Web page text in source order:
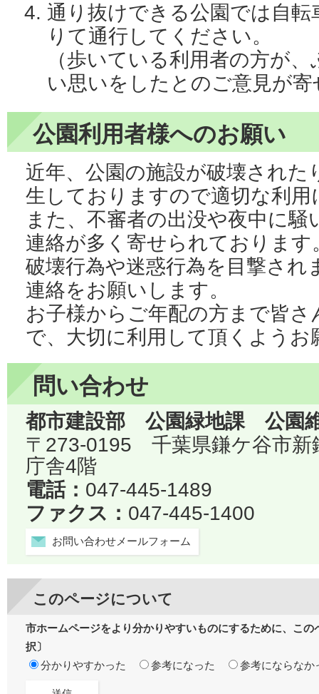
通り抜けできる公園では自
りて通行してください。
（歩いている利用者の方が
い思いをしたとのご意見が
公園利用者様へのお願い
近年、公園の施設が破壊された
生しておりますので適切な利
また、不審者の出没や夜中に
連絡が多く寄せられております
破壊行為や迷惑行為を目撃され
連絡をお願いします。
お子様からご年配の方まで皆
で、大切に利用して頂くようお
問い合わせ
都市建設部 公園緑地課 公園
〒273-0195 千葉県鎌ケ谷市
庁舎4階
電話： 047-445-1489
ファクス： 047-445-1400
お問い合わせメールフォーム
このページについて
市ホームページをより分かりやすいものにするために、こ
択〕
分かりやすかった
参考になった 参考にならなか